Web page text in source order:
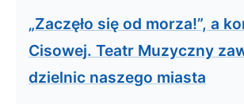
„Zaczęło się od morza!”, a
Cisowej. Teatr Muzyczny
dzielnic naszego miasta